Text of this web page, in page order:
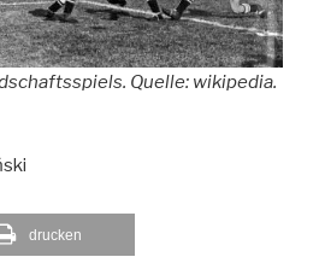
Quelle: wikipedia.
drucken